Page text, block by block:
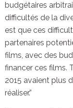
budgétaires
difficultés de la
est que ces
partenaires
films, avec des
financer ces films.
2015 avaient plus
réaliser.”